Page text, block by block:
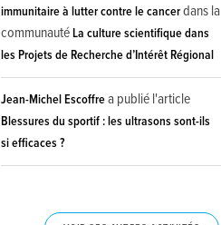
immunitaire à lutter contre le cancerdans la
communautéLa culture scientifique dans
les Projets de Recherche d’Intérêt Régional
Jean-Michel Escoffrea publié l'article
Blessures du sportif : les ultrasons sont-ils
si efficaces ?